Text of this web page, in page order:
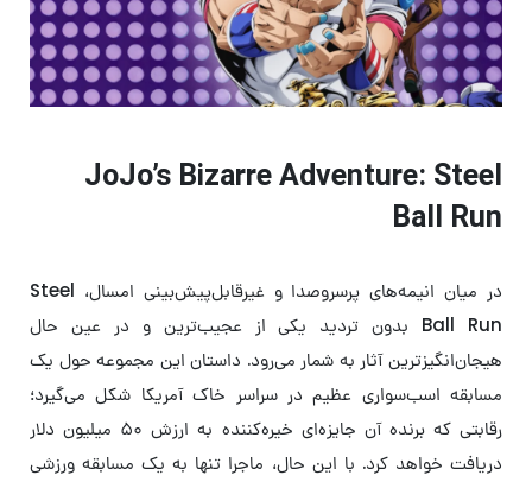
JoJo’s Bizarre Adventure: Steel
Ball Run
در میان انیمه‌های پرسر‌وصدا و غیرقابل‌پیش‌بینی امسال، Steel
Ball Run بدون تردید یکی از عجیب‌ترین و در عین حال
هیجان‌انگیزترین آثار به شمار می‌رود. داستان این مجموعه حول یک
مسابقه اسب‌سواری عظیم در سراسر خاک آمریکا شکل می‌گیرد؛
رقابتی که برنده آن جایزه‌ای خیره‌کننده به ارزش ۵۰ میلیون دلار
دریافت خواهد کرد. با این حال، ماجرا تنها به یک مسابقه ورزشی